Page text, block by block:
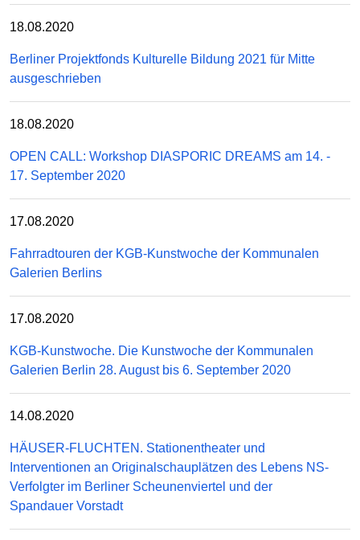
18.08.2020
Berliner Projektfonds Kulturelle Bildung 2021 für Mitte
ausgeschrieben
18.08.2020
OPEN CALL: Workshop DIASPORIC DREAMS am 14. -
17. September 2020
17.08.2020
Fahrradtouren der KGB-Kunstwoche der Kommunalen
Galerien Berlins
17.08.2020
KGB-Kunstwoche. Die Kunstwoche der Kommunalen
Galerien Berlin 28. August bis 6. September 2020
14.08.2020
HÄUSER-FLUCHTEN. Stationentheater und
Interventionen an Originalschauplätzen des Lebens NS-
Verfolgter im Berliner Scheunenviertel und der
Spandauer Vorstadt